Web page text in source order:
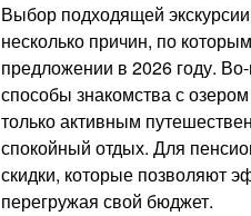
Выбор подходящей
несколько причин, по
предложении в 2026 году.
способы знакомства с
только активным
спокойный отдых. Для
скидки, которые позволяют
перегружая свой бюджет.